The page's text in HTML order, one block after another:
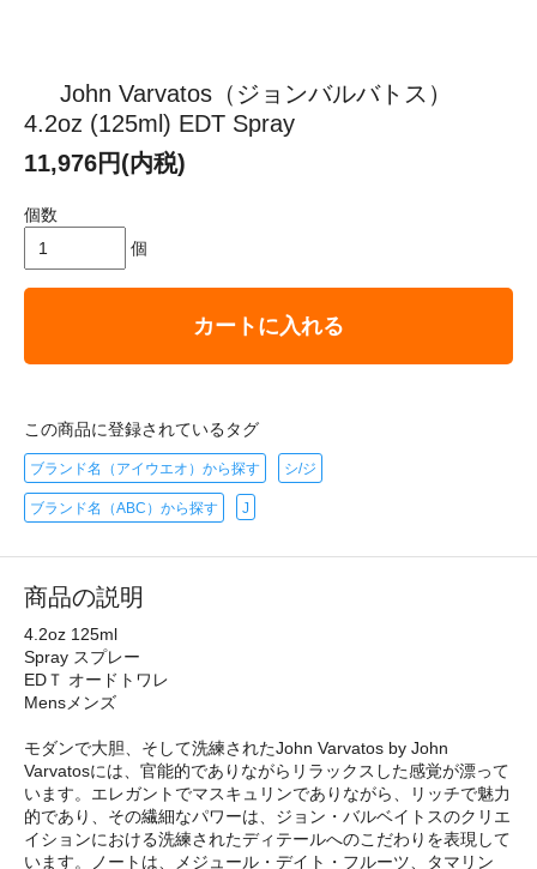
John Varvatos（ジョンバルバトス）
4.2oz (125ml) EDT Spray
11,976円(内税)
個数
個
カートに入れる
この商品に登録されているタグ
ブランド名（アイウエオ）から探す シ/ジ
ブランド名（ABC）から探す J
商品の説明
4.2oz 125ml
Spray スプレー
EDＴ オードトワレ
Mensメンズ
モダンで大胆、そして洗練されたJohn Varvatos by John
Varvatosには、官能的でありながらリラックスした感覚が漂って
います。エレガントでマスキュリンでありながら、リッチで魅力
的であり、その繊細なパワーは、ジョン・バルベイトスのクリエ
イションにおける洗練されたディテールへのこだわりを表現して
います。ノートは、メジュール・デイト・フルーツ、タマリン